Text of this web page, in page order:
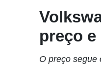
preço e
O preço segue